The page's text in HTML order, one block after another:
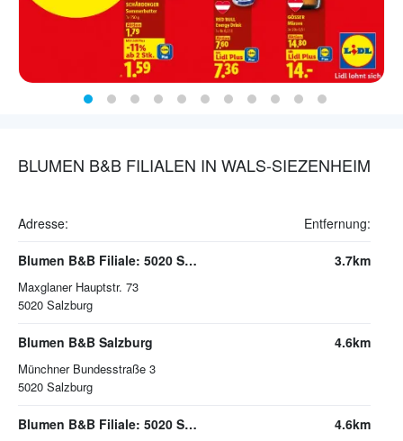
BLUMEN B&B FILIALEN IN WALS-SIEZENHEIM
Adresse: Entfernung:
Blumen B&B Filiale: 5020 Salzburg | Maxglaner Hauptstr. 73
Maxglaner Hauptstr. 73
5020 Salzburg
3.7km
Blumen B&B Salzburg
Münchner Bundesstraße 3
5020 Salzburg
4.6km
Blumen B&B Filiale: 5020 Salzburg | Münchner Bundesstraße 3 4.6km